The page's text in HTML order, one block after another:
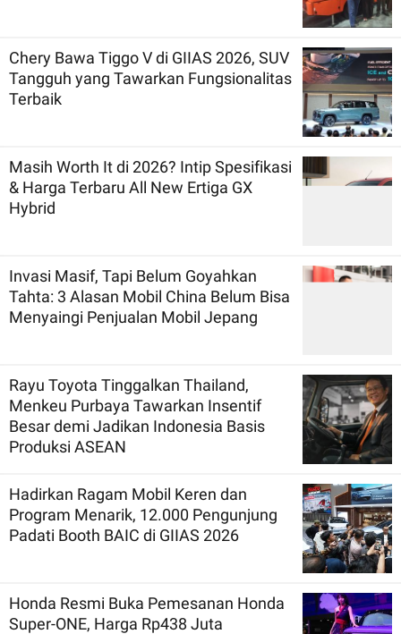
Chery Bawa Tiggo V di GIIAS 2026, SUV
Tangguh yang Tawarkan Fungsionalitas
Terbaik
Masih Worth It di 2026? Intip Spesifikasi
& Harga Terbaru All New Ertiga GX
Hybrid
Invasi Masif, Tapi Belum Goyahkan
Tahta: 3 Alasan Mobil China Belum Bisa
Menyaingi Penjualan Mobil Jepang
Rayu Toyota Tinggalkan Thailand,
Menkeu Purbaya Tawarkan Insentif
Besar demi Jadikan Indonesia Basis
Produksi ASEAN
Hadirkan Ragam Mobil Keren dan
Program Menarik, 12.000 Pengunjung
Padati Booth BAIC di GIIAS 2026
Honda Resmi Buka Pemesanan Honda
Super-ONE, Harga Rp438 Juta